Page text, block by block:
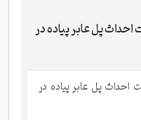
پل عابر پیاده در
پل عابر پیاده در